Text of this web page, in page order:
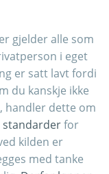
gjelder alle som
i eget
er satt lavt fordi
du kanskje ikke
handler dette om
standarderfor
kilden er
med tanke